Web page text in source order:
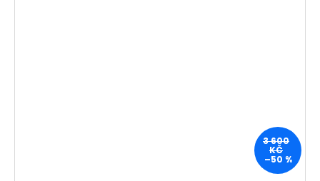
3 600
KČ
–50 %